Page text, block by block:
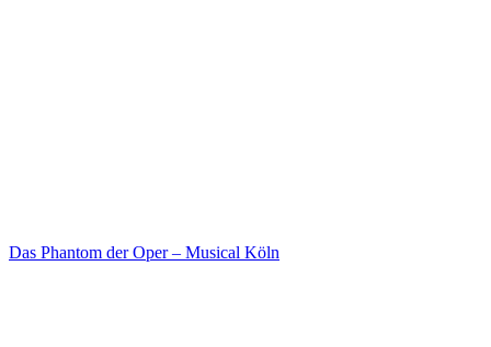
Das Phantom der Oper – Musical Köln